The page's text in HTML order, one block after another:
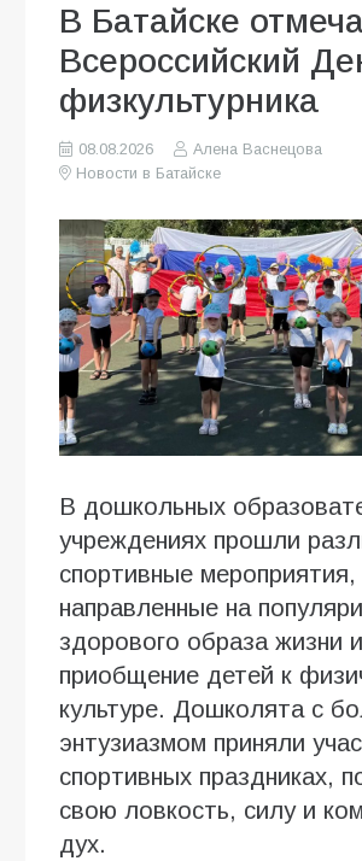
В Батайске
Всероссийский
физкультурника
08.08.2026
Алена Васнецова
Новости в Батайске
В дошкольных
учреждениях прошли
спортивные мероприятия,
направленные на
здорового образа жизни и
приобщение детей к
культуре. Дошколята с
энтузиазмом приняли
спортивных праздниках,
свою ловкость, силу и
дух.